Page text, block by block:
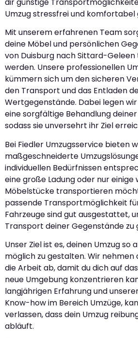
Umzug stressfrei und komfortabel
Mit unserem erfahrenen Team
deine Möbel und persönlichen
von Duisburg nach Sittard-
werden. Unsere professionellen
kümmern sich um den sicheren
den Transport und das Entladen
Wertgegenstände. Dabei legen
eine sorgfältige Behandlung
sodass sie unversehrt ihr Ziel
Bei Fiedler Umzugsservice bieten
maßgeschneiderte
individuellen Bedürfnissen
eine große Ladung oder nur einige
Möbelstücke transportieren
passende Transportmöglichkeit
Fahrzeuge sind gut ausgestattet,
Transport deiner Gegenstände zu
Unser Ziel ist es, deinen Umzug so
möglich zu gestalten. Wir nehmen
die Arbeit ab, damit du dich auf
neue Umgebung konzentrieren
langjährigen Erfahrung und
Know-how im Bereich Umzüge,
verlassen, dass dein Umzug
abläuft.